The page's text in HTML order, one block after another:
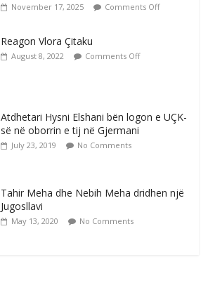
November 17, 2025 Comments Off
Reagon Vlora Çitaku
August 8, 2022 Comments Off
Atdhetari Hysni Elshani bën logon e UÇK-
së në oborrin e tij në Gjermani
July 23, 2019 No Comments
Tahir Meha dhe Nebih Meha dridhen një
Jugosllavi
May 13, 2020 No Comments